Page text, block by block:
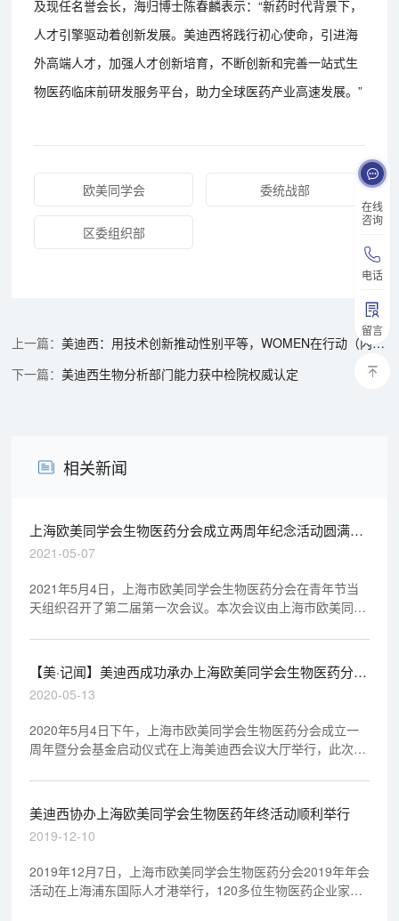
在线
咨询
电话
留言
及现任名誉会长，海归博士陈春麟表示：“新药时代背景下，
人才引擎驱动着创新发展。美迪西将践行初心使命，引进海
外高端人才，加强人才创新培育，不断创新和完善一站式生
物医药临床前研发服务平台，助力全球医药产业高速发展。”
欧美同学会 委统战部
区委组织部
美迪西：用技术创新推动性别平等，WOMEN在行动（内有福利）
美迪西生物分析部门能力获中检院权威认定
相关新闻
上海欧美同学会生物医药分会成立两周年纪念活动圆满举
行
2021-05-07
2021年5月4日，上海市欧美同学会生物医药分会在青年节当
天组织召开了第二届第一次会议。本次会议由上海市欧美同学
所、上海市细胞生物学学会、北上海生物医药产业园主办， 以
“医、产、学、研合作共赢”为主旨，邀请到科学家、企业家和
主任医师等200多位嘉宾参会。
【美·记闻】美迪西成功承办上海欧美同学会生物医药分会
一周年活动
2020-05-13
2020年5月4日下午，上海市欧美同学会生物医药分会成立一
周年暨分会基金启动仪式在上海美迪西会议大厅举行，此次会
药分会举办，由上海美迪西生物医药股份有限公司及深圳前海
勤智国际资本管理有限公司协办。
美迪西协办上海欧美同学会生物医药年终活动顺利举行
2019-12-10
2019年12月7日，上海市欧美同学会生物医药分会2019年年会
活动在上海浦东国际人才港举行，120多位生物医药企业家、